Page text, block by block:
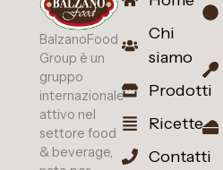
BalzanoFood
Group è un
gruppo
internazionale
attivo nel
settore food
& beverage,
Chi
siamo
Prodotti
Ricette
Contatti